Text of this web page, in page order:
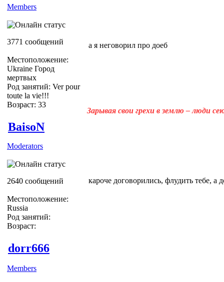
Members
3771 сообщений
Местоположение:
Ukraine Город
мертвых
Род занятий: Ver pour
toute la vie!!!
Возраст: 33
а я неговорил про доеб
Зарывая свои грехи в землю – люди
BaisoN
Moderators
2640 сообщений
Местоположение:
Russia
Род занятий:
Возраст:
кароче договорились, флудить тебе, а
dorr666
Members